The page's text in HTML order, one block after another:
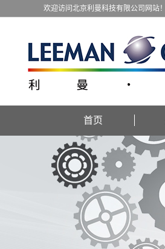
欢迎访问北京利曼科技有限公司网站！
首页